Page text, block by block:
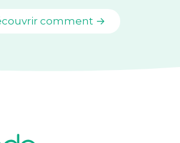
comment →